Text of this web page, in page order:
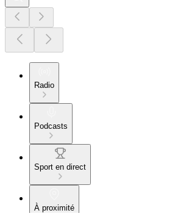
Radio
Podcasts
Sport en direct
À proximité